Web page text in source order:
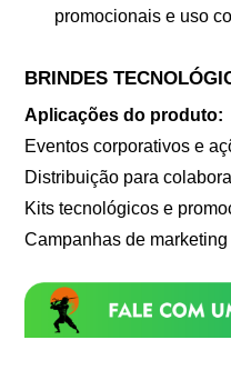
promocionais e uso
BRINDES
Aplicações do produto:
Eventos corporativos e
Distribuição para
Kits tecnológicos e
Campanhas de